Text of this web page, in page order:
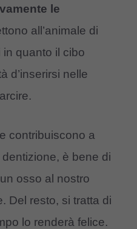
le
all’animale di
quanto il cibo
d’inserirsi nelle
contribuiscono a
è bene di
osso al nostro
Del resto, si tratta di
lo renderà felice.